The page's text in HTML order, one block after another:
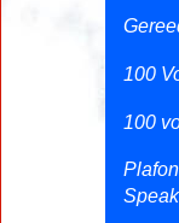
100
100